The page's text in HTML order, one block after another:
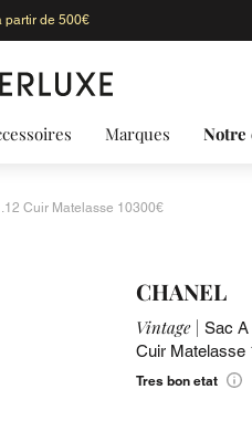
partir de 500€
Marques Notre
Cuir Matelasse 10300€
CHANEL
Vintage |
Sac A
Cuir Matelasse
Tres bon etat